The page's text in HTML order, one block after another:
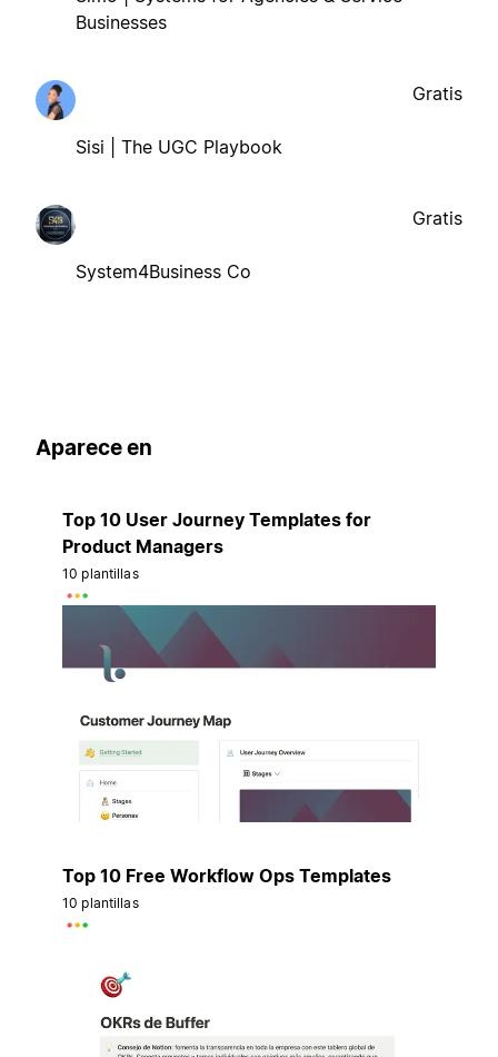
Businesses
Sisi | The UGC Playbook
Gratis
System4Business Co
Gratis
Aparece en
Top 10 User Journey Templates for
Product Managers
10 plantillas
Top 10 Free Workflow Ops Templates
10 plantillas